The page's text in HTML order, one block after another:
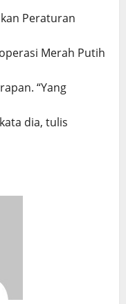
Peraturan
Merah Putih
“Yang
dia, tulis